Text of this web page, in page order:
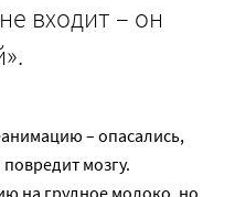
входит – он
– опасались,
мозгу.
на грудное молоко, но